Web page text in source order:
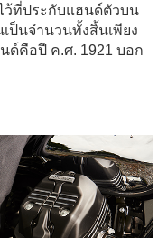
ว้ที่ประกับแฮนด์ตัวบน
ป็นจำนวนทั้งสิ้นเพียง
ด์คือปี ค.ศ. 1921 บอก